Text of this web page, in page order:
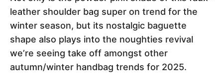
leather shoulder bag super on trend for the
winter season, but its nostalgic baguette
shape also plays into the noughties revival
we’re seeing take off amongst other
autumn/winter handbag trends for 2025.